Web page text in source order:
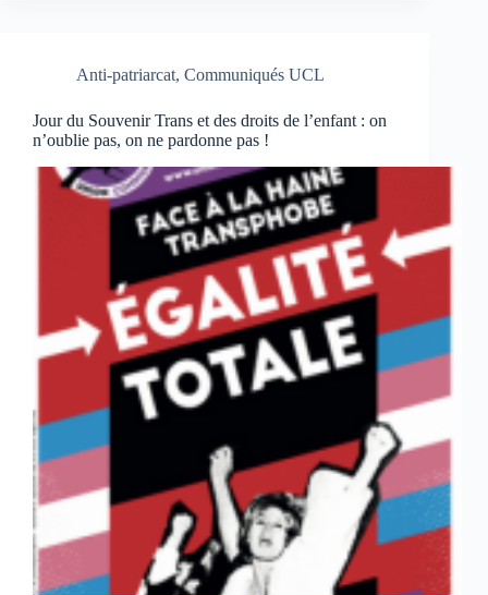
Anti-patriarcat, Communiqués UCL
Jour du Souvenir Trans et des droits de l’enfant : on
n’oublie pas, on ne pardonne pas !